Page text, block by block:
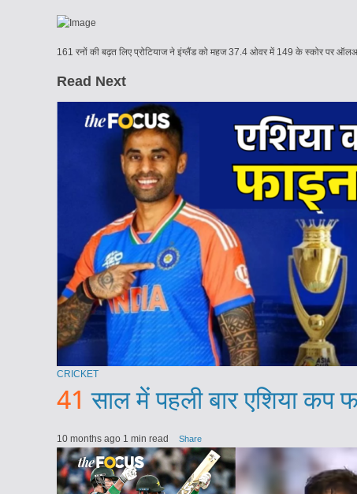
161 रनों की बढ़त लिए प्रोटियाज ने इंग्लैंड को महज 37.4 ओवर में 149 के स्कोर पर
Read Next
CRICKET
41 साल में पहली बार एशिया
10 months ago 1 min read Share